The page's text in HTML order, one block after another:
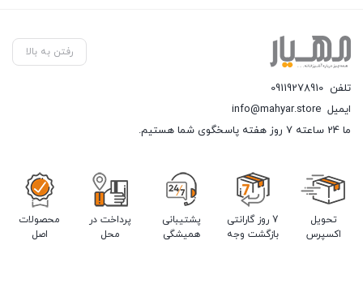
رفتن به بالا
تلفن 09119278910
ایمیل info@mahyar.store
ما 24 ساعته 7 روز هفته پاسخگوی شما هستیم.
تحویل
اکسپرس
7 روز گارانتی
بازگشت وجه
پشتیبانی
همیشگی
پرداخت در
محل
محصولات
اصل